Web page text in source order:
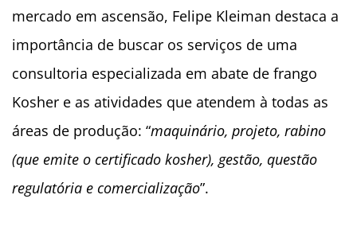
mercado em ascensão, Felipe Kleiman destaca a
importância de buscar os serviços de uma
consultoria especializada em abate de frango
Kosher e as atividades que atendem à todas as
áreas de produção: “maquinário, projeto, rabino
(que emite o certificado kosher), gestão, questão
regulatória e comercialização”.